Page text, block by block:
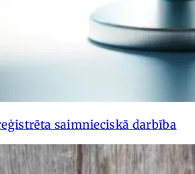
saimnieciskā darbība